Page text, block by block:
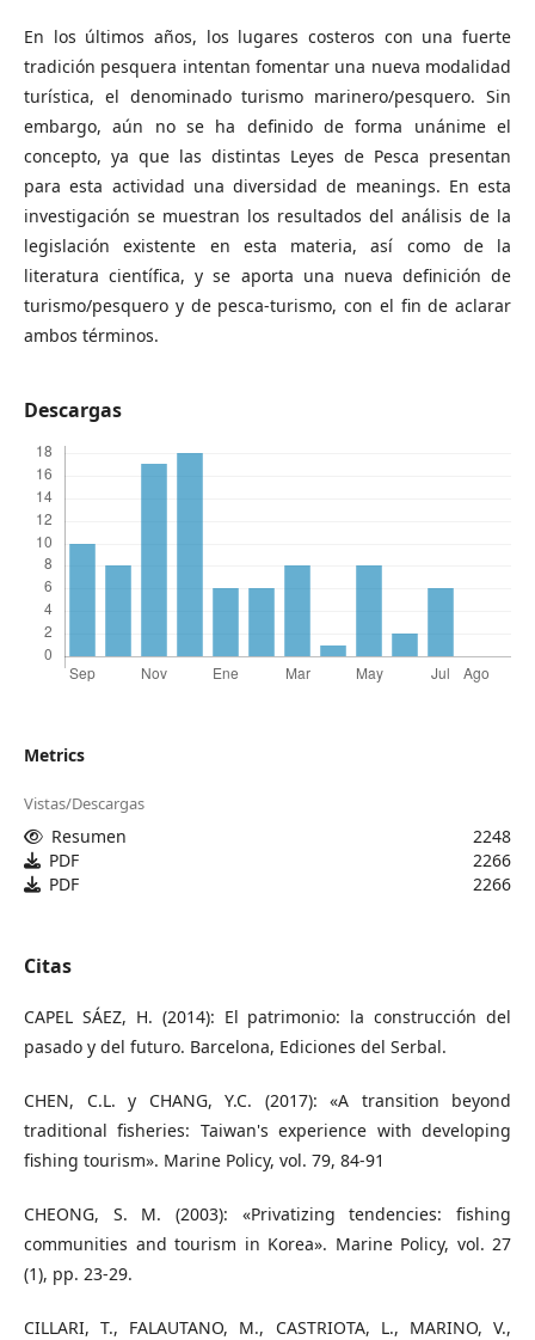
En los últimos años, los lugares costeros con una fuerte
tradición pesquera intentan fomentar una nueva modalidad
turística, el denominado turismo marinero/pesquero. Sin
embargo, aún no se ha definido de forma unánime el
concepto, ya que las distintas Leyes de Pesca presentan
para esta actividad una diversidad de meanings. En esta
investigación se muestran los resultados del análisis de la
legislación existente en esta materia, así como de la
literatura científica, y se aporta una nueva definición de
turismo/pesquero y de pesca-turismo, con el fin de aclarar
ambos términos.
Descargas
Metrics
Vistas/Descargas
Resumen
2248
PDF
2266
PDF
2266
Citas
CAPEL SÁEZ, H. (2014): El patrimonio: la construcción del
pasado y del futuro. Barcelona, Ediciones del Serbal.
CHEN, C.L. y CHANG, Y.C. (2017): «A transition beyond
traditional fisheries: Taiwan's experience with developing
fishing tourism». Marine Policy, vol. 79, 84-91
CHEONG, S. M. (2003): «Privatizing tendencies: fishing
communities and tourism in Korea». Marine Policy, vol. 27
(1), pp. 23-29.
CILLARI, T., FALAUTANO, M., CASTRIOTA, L., MARINO, V.,